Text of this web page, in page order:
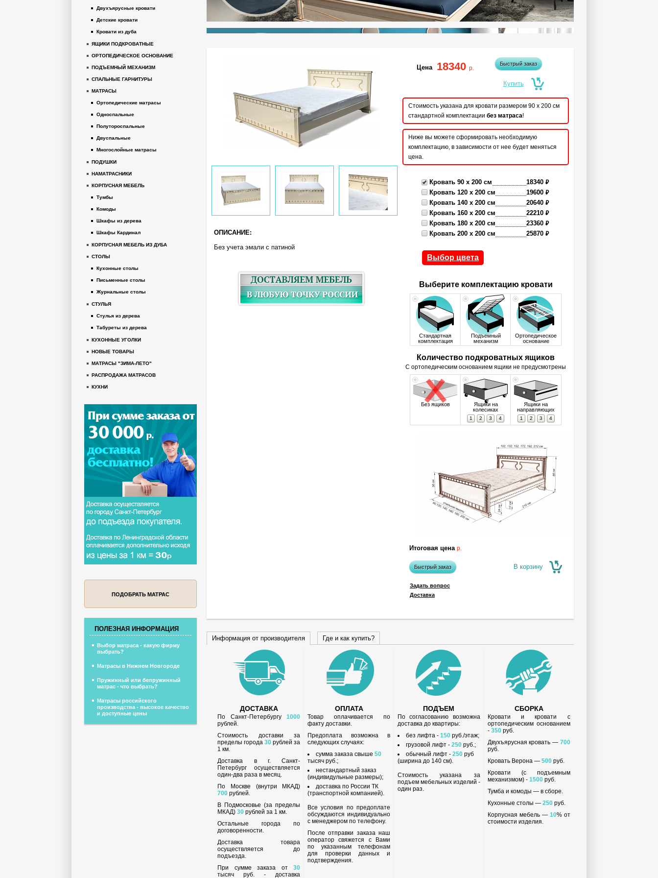
ОПИСАНИЕ:
Без учета эмали с патиной
Цена 18340 р.
Быстрый заказ
Стоимость указана для кровати размером 90 x 200 см
стандартной комплектации без матраса!
Ниже вы можете сформировать необходимую
комплектацию, в зависимости от нее будет меняться
цена.
Кровать 90 x 200 см 18340 ₽
Кровать 120 x 200 см 19600 ₽
Кровать 140 x 200 см 20640 ₽
Кровать 160 x 200 см 22210 ₽
Кровать 180 x 200 см 23360 ₽
Кровать 200 x 200 см 25870 ₽
Выбор цвета
Выберите комплектацию кровати
Стандартная
комплектация
Подъемный
механизм
Ортопедическое
основание
Количество подкроватных ящиков
С ортопедическим основанием ящики не предусмотрены
Без ящиков
Ящики на
колесиках
1 2 3 4
Ящики на
направляющих
1 2 3 4
Итоговая цена р.
Быстрый заказ В корзину
Задать вопрос
Доставка
Информация от производителя Где и как купить?
ДОСТАВКА
По Санкт-Петербургу1000
рублей.
Стоимость доставки за
пределы города30 рублей за
1 км.
Доставка в г. Санкт-
Петербург осуществляется
один-два раза в месяц.
По Москве (внутри МКАД)
700 рублей.
В Подмосковье (за пределы
МКАД)30 рублей за 1 км.
Остальные города по
договоренности.
Доставка товара
осуществляется до
подъезда.
При сумме заказа от30
тысяч руб. - доставка
ОПЛАТА
Товар оплачивается по
факту доставки.
Предоплата возможна в
следующих случаях:
сумма заказа свыше50
тысяч руб.;
нестандартный заказ
(индивидульные размеры);
доставка по России ТК
(транспортной компанией).
Все условия по предоплате
обсуждаются индивидуально
с менеджером по телефону.
После отправки заказа наш
оператор свяжется с Вами
по указанным телефонам
для проверки данных и
подтверждения.
ПОДЪЕМ
По согласованию возможна
доставка до квартиры:
без лифта - 150руб./этаж;
грузовой лифт - 250руб.;
обычный лифт - 250руб
(ширина до 140 см).
Стоимость указана за
подъем мебельных изделий -
один раз.
СБОРКА
Кровати и кровати с
ортопедическим основанием
- 350руб.
Двухъярусная кровать — 700
руб.
Кровать Верона — 500руб.
Кровати (с подъемным
механизмом) - 1500руб.
Тумба и комоды — в сборе.
Кухонные столы — 250руб.
Корпусная мебель — 10% от
стоимости изделия.
Двухъярусные кровати
Детские кровати
Кровати из дуба
ЯЩИКИ ПОДКРОВАТНЫЕ
ОРТОПЕДИЧЕСКОЕ ОСНОВАНИЕ
ПОДЪЕМНЫЙ МЕХАНИЗМ
СПАЛЬНЫЕ ГАРНИТУРЫ
МАТРАСЫ
Ортопедические матрасы
Односпальные
Полутороспальные
Двуспальные
Многослойные матрасы
ПОДУШКИ
НАМАТРАСНИКИ
КОРПУСНАЯ МЕБЕЛЬ
Тумбы
Комоды
Шкафы из дерева
Шкафы Кардинал
КОРПУСНАЯ МЕБЕЛЬ ИЗ ДУБА
СТОЛЫ
Кухонные столы
Письменные столы
Журнальные столы
СТУЛЬЯ
Стулья из дерева
Табуреты из дерева
КУХОННЫЕ УГОЛКИ
НОВЫЕ ТОВАРЫ
МАТРАСЫ "ЗИМА-ЛЕТО"
РАСПРОДАЖА МАТРАСОВ
КУХНИ
ПОДОБРАТЬ МАТРАС
ПОЛЕЗНАЯ ИНФОРМАЦИЯ
Выбор матраса - какую фирму
выбрать?
Матрасы в Нижнем Новгороде
Пружинный или бепружинный
матрас - что выбрать?
Матрасы российского
производства - высокое качество
и доступные цены